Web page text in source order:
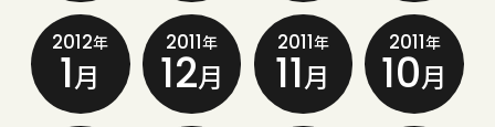
2012年
1月
2011年
12月
2011年
11月
2011年
10月